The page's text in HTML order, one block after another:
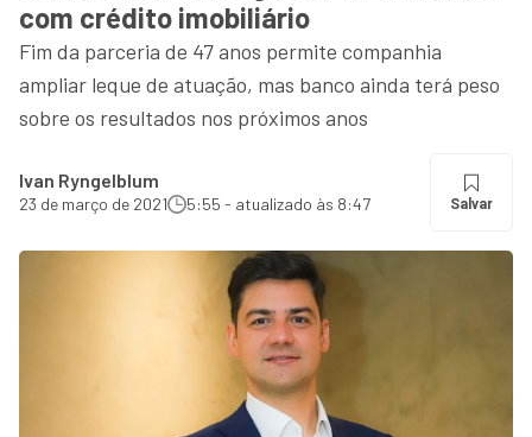
com crédito imobiliário
Fim da parceria de 47 anos permite companhia
ampliar leque de atuação, mas banco ainda terá peso
sobre os resultados nos próximos anos
Ivan Ryngelblum
23 de março de 2021 5:55 - atualizado às 8:47 Salvar